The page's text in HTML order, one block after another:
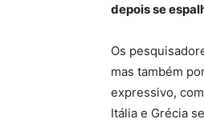
depois se
Os
mas também
expressivo,
Itália e Grécia